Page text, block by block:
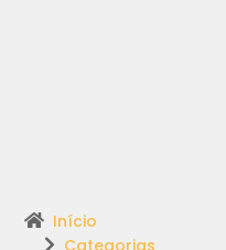
Início
Categorias